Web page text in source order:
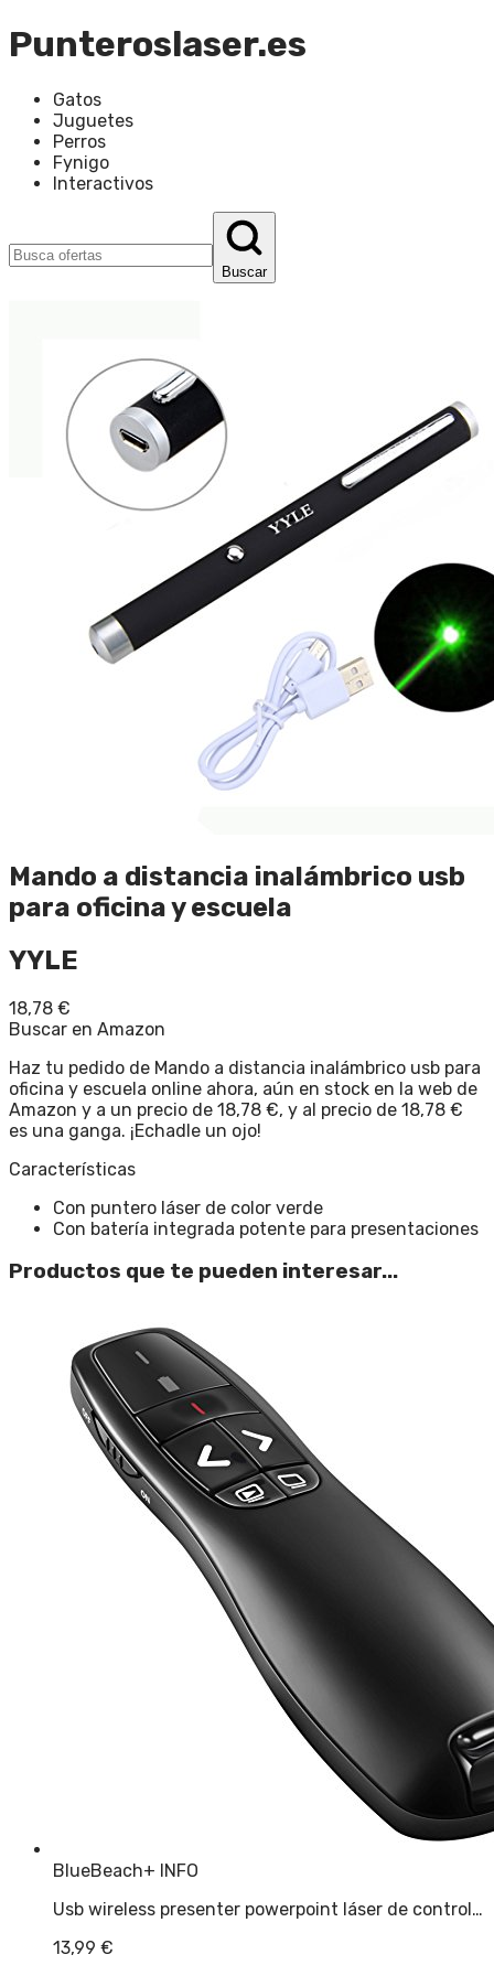
Punteroslaser.es
Gatos
Juguetes
Perros
Fynigo
Interactivos
Buscar
Mando a distancia inalámbrico usb
para oficina y escuela
YYLE
18,78 €
Buscar en Amazon
Haz tu pedido de Mando a distancia inalámbrico usb para
oficina y escuela online ahora, aún en stock en la web de
Amazon y a un precio de 18,78 €, y al precio de 18,78 €
es una ganga. ¡Echadle un ojo!
Características
Con puntero láser de color verde
Con batería integrada potente para presentaciones
Productos que te pueden interesar...
BlueBeach+ INFO
Usb wireless presenter powerpoint láser de control…
13,99 €